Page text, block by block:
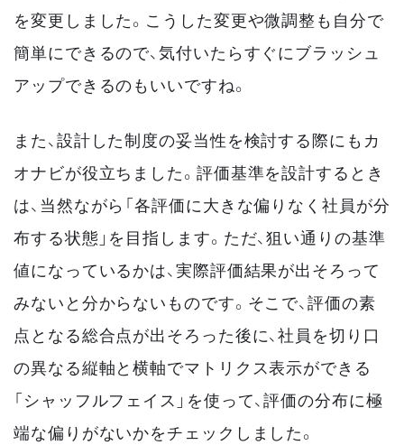
を変更しました。こうした変更や微調整も自分で
簡単にできるので、気付いたらすぐにブラッシュ
アップできるのもいいですね。
また、設計した制度の妥当性を検討する際にもカ
オナビが役立ちました。評価基準を設計するとき
は、当然ながら「各評価に大きな偏りなく社員が分
布する状態」を目指します。ただ、狙い通りの基準
値になっているかは、実際評価結果が出そろって
みないと分からないものです。そこで、評価の素
点となる総合点が出そろった後に、社員を切り口
の異なる縦軸と横軸でマトリクス表示ができる
「シャッフルフェイス」を使って、評価の分布に極
端な偏りがないかをチェックしました。